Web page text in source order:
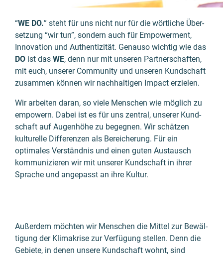
“WE DO.” steht für uns nicht nur für die wörtliche Über­
setzung “wir tun”, sondern auch für Empowerment,
Inno­vation und Authenti­zität. Genauso wichtig wie das
DO ist das WE, denn nur mit unseren Partner­schaften,
mit euch, unserer Community und unseren Kund­schaft
zusammen können wir nach­haltigen Impact erzielen.
Wir arbeiten daran, so viele Menschen wie möglich zu
empowern. Dabei ist es für uns zentral, unserer Kund­
schaft auf Augen­höhe zu begegnen. Wir schätzen
kulturelle Differen­zen als Bereiche­rung. Für ein
optimales Ver­ständ­nis und einen guten Austausch
kommuni­zieren wir mit unserer Kund­schaft in ihrer
Sprache und ange­passt an ihre Kultur.
Außer­dem möchten wir Menschen die Mittel zur Bewäl­
ti­gung der Klima­krise zur Verfü­gung stellen. Denn die
Gebiete, in denen unsere Kund­schaft wohnt, sind